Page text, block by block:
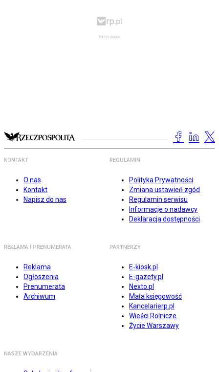
KONTAKT
O nas
Kontakt
Napisz do nas
REGULAMIN
Polityka Prywatności
Zmiana ustawień zgód
Regulamin serwisu
Informacje o nadawcy
Deklaracja dostępności
REKLAMA I PRENUMERATA
Reklama
Ogłoszenia
Prenumerata
Archiwum
PARTNERZY
E-kiosk.pl
E-gazety.pl
Nexto.pl
Mała księgowość
Kancelarierp.pl
Wieści Rolnicze
Życie Warszawy
NASZE WYDARZENIA